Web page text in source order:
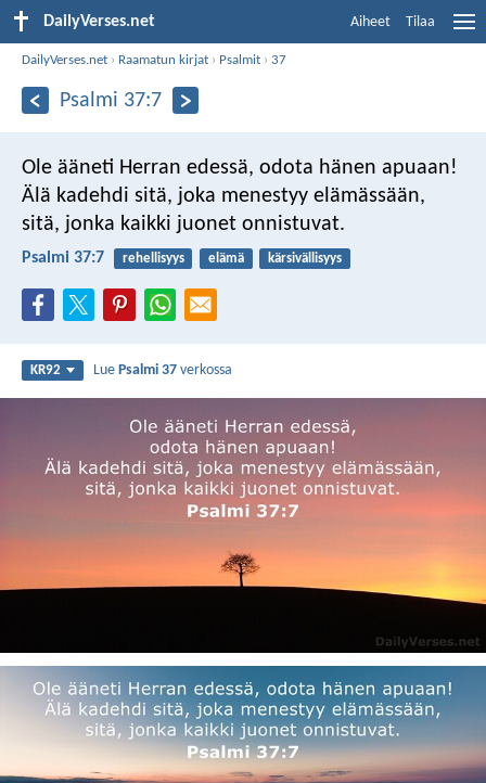
DailyVerses.net Aiheet Tilaa
DailyVerses.net › Raamatun kirjat › Psalmit ›37
Psalmi 37:7
Ole ääneti Herran edessä, odota hänen apuaan!
Älä kadehdi sitä, joka menestyy elämässään,
sitä, jonka kaikki juonet onnistuvat.
Psalmi 37:7 rehellisyys elämä kärsivällisyys
KR92 LuePsalmi 37 verkossa